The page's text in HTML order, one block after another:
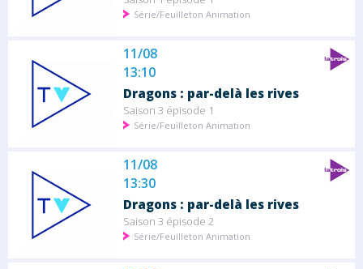
Série/Feuilleton Animation
11/08
13:10
Dragons : par-delà les rives
Saison 3 épisode 1
Série/Feuilleton Animation
11/08
13:30
Dragons : par-delà les rives
Saison 3 épisode 2
Série/Feuilleton Animation